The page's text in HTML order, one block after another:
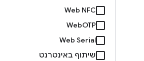
Web NFC
WebOTP
Web Serial
שיתוף באינטרנט